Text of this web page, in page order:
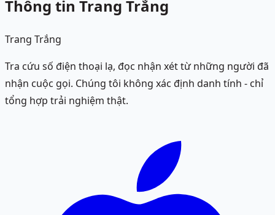
Thông tin Trang Trắng
Trang Trắng
Tra cứu số điện thoại lạ, đọc nhận xét từ những người đã
nhận cuộc gọi. Chúng tôi không xác định danh tính - chỉ
tổng hợp trải nghiệm thật.